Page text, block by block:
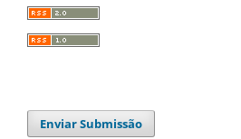
Enviar Submissão